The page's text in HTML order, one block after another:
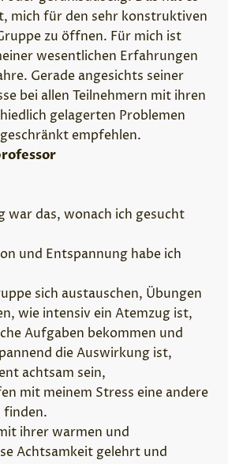
mich für den sehr konstruktiven
zu öffnen. Für mich ist
wesentlichen Erfahrungen
Gerade angesichts seiner
bei allen Teilnehmern mit ihren
gelagerten Problemen
empfehlen.
war das, wonach ich gesucht
und Entspannung habe ich
sich austauschen, Übungen
wie intensiv ein Atemzug ist,
Aufgaben bekommen und
die Auswirkung ist,
achtsam sein,
mit meinem Stress eine andere
finden.
ihrer warmen und
Achtsamkeit gelehrt und